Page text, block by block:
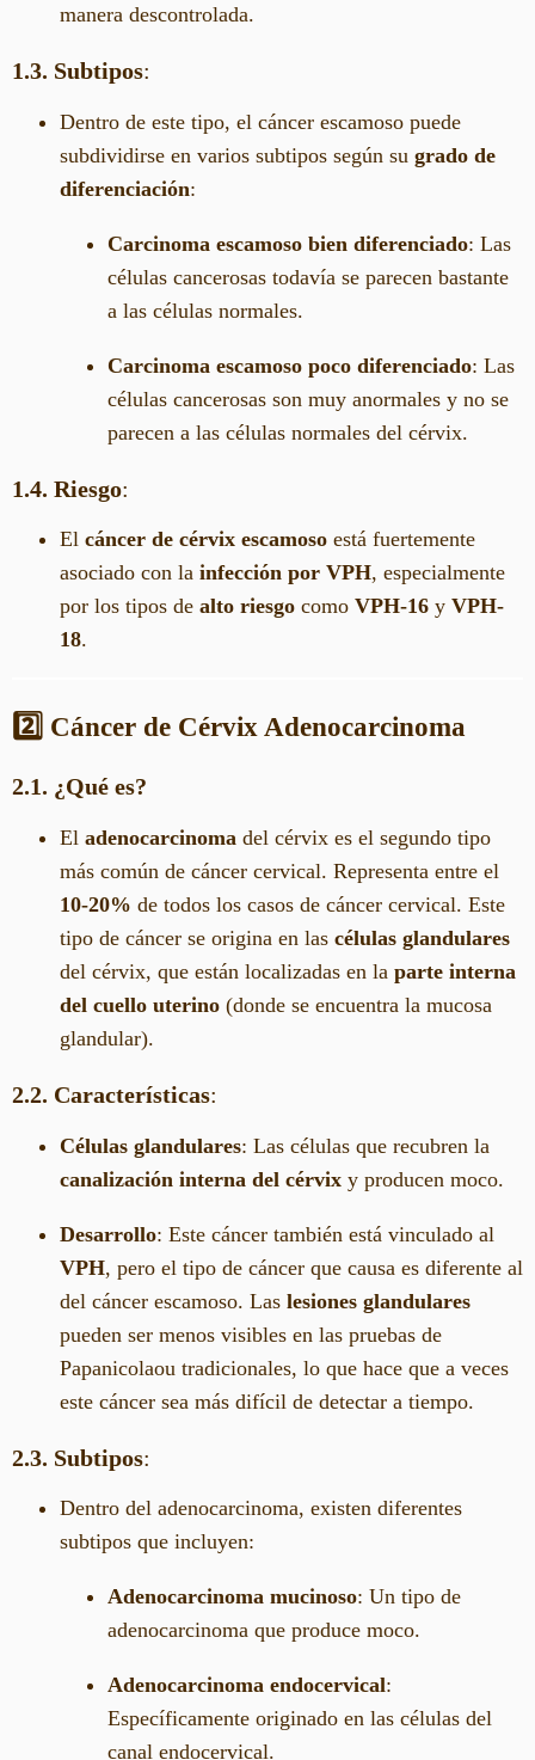
manera descontrolada.
1.3. Subtipos:
Dentro de este tipo, el cáncer escamoso puede
subdividirse en varios subtipos según su grado de
diferenciación:
Carcinoma escamoso bien diferenciado: Las
células cancerosas todavía se parecen bastante
a las células normales.
Carcinoma escamoso poco diferenciado: Las
células cancerosas son muy anormales y no se
parecen a las células normales del cérvix.
1.4. Riesgo:
El cáncer de cérvix escamoso está fuertemente
asociado con la infección por VPH, especialmente
por los tipos de alto riesgo como VPH-16 y VPH-
18.
2️⃣ Cáncer de Cérvix Adenocarcinoma
2.1. ¿Qué es?
El adenocarcinoma del cérvix es el segundo tipo
más común de cáncer cervical. Representa entre el
10-20% de todos los casos de cáncer cervical. Este
tipo de cáncer se origina en las células glandulares
del cérvix, que están localizadas en la parte interna
del cuello uterino (donde se encuentra la mucosa
glandular).
2.2. Características:
Células glandulares: Las células que recubren la
canalización interna del cérvix y producen moco.
Desarrollo: Este cáncer también está vinculado al
VPH, pero el tipo de cáncer que causa es diferente al
del cáncer escamoso. Las lesiones glandulares
pueden ser menos visibles en las pruebas de
Papanicolaou tradicionales, lo que hace que a veces
este cáncer sea más difícil de detectar a tiempo.
2.3. Subtipos:
Dentro del adenocarcinoma, existen diferentes
subtipos que incluyen:
Adenocarcinoma mucinoso: Un tipo de
adenocarcinoma que produce moco.
Adenocarcinoma endocervical:
Específicamente originado en las células del
canal endocervical.